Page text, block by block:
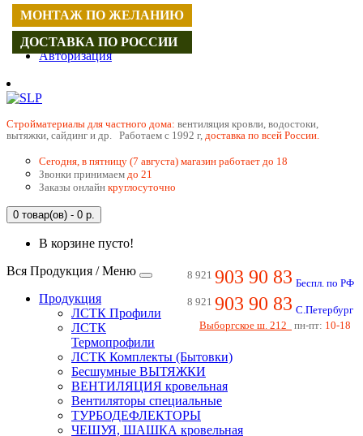
Регистрация
Авторизация
Cтройматериалы для частного дома: вентиляция кровли, водостоки,
вытяжки, сайдинг и др. Работаем с 1992 г, доставка по всей России.
Сегодня, в пятницу (7 августа) магазин работает до 18
Звонки принимаем до 21
Заказы онлайн круглосуточно
0 товар(ов) - 0 р.
В корзине пусто!
8 921 903 90 83 Беспл. по РФ
8 921 903 90 83 С.Петербург
Выборгское ш. 212
пн-пт: 10-18
Вся Продукция / Меню
Продукция
ЛСТК Профили
ЛСТК
Термопрофили
ЛСТК Комплекты (Бытовки)
Бесшумные ВЫТЯЖКИ
ВЕНТИЛЯЦИЯ кровельная
Вентиляторы специальные
ТУРБОДЕФЛЕКТОРЫ
ЧЕШУЯ, ШАШКА кровельная
МОНТАЖ ПО ЖЕЛАНИЮ
ДОСТАВКА ПО РОССИИ